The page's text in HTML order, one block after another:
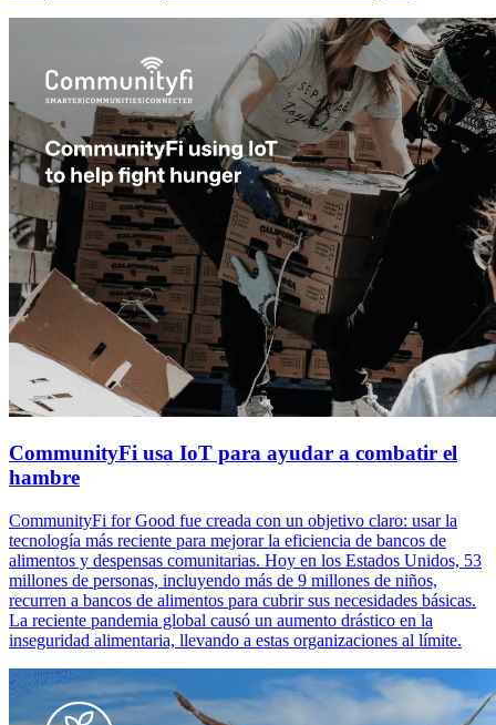
CommunityFi usa IoT para ayudar a combatir el
hambre
CommunityFi for Good fue creada con un objetivo claro: usar la
tecnología más reciente para mejorar la eficiencia de bancos de
alimentos y despensas comunitarias. Hoy en los Estados Unidos, 53
millones de personas, incluyendo más de 9 millones de niños,
recurren a bancos de alimentos para cubrir sus necesidades básicas.
La reciente pandemia global causó un aumento drástico en la
inseguridad alimentaria, llevando a estas organizaciones al límite.